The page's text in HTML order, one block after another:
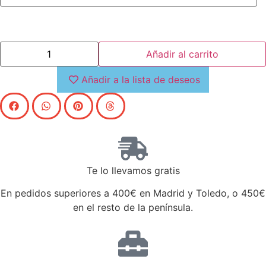
Añadir al carrito
Añadir a la lista de deseos
Te lo llevamos gratis
En pedidos superiores a 400€ en Madrid y Toledo, o 450€
en el resto de la península.